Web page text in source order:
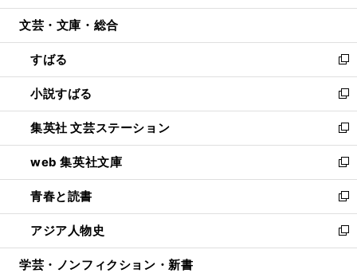
開
ウ
開
く
ン
ウ
で
開
く
ウ
ン
ド
ウ
で
開
く
文芸・文庫・総合
すばる
新
し
い
ウ
ィ
ン
ド
ウ
で
開
く
小説すばる
新
し
い
ウ
ィ
ン
ド
ウ
で
開
集英社 文芸ステーション
新
し
い
ウ
ィ
ン
ド
ウ
web 集英社文庫
新
し
い
ウ
ィ
ン
青春と読書
新
し
い
ウ
アジア人物史
新
し
学芸・ノンフィクション・新書